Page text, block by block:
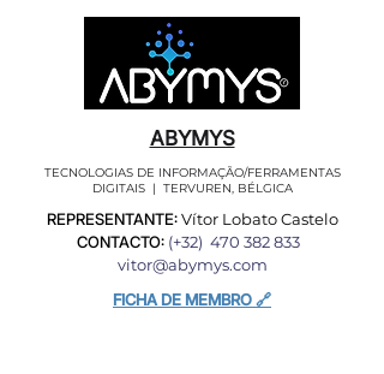
ABYMYS
TECNOLOGIAS DE INFORMAÇÃO/FERRAMENTAS
DIGITAIS | TERVUREN, BÉLGICA
REPRESENTANTE:Vítor Lobato Castelo
CONTACTO: (+32) 470 382 833
vitor@abymys.com
FICHA DE MEMBRO 🔗